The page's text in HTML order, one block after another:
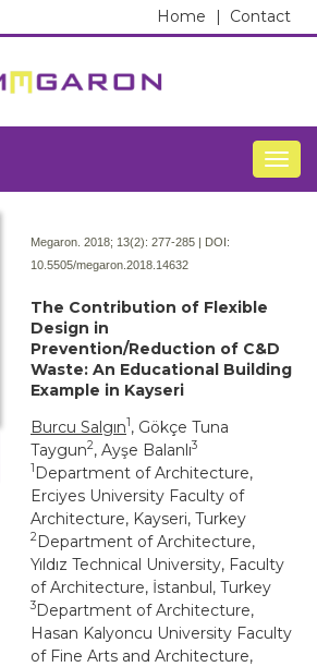
Contact
Home |
Megaron. 2018; 13(2): 277-285 | DOI:
10.5505/megaron.2018.14632
The Contribution of Flexible
Design in
Prevention/Reduction of C&D
Waste: An Educational Building
Example in Kayseri
Burcu Salgın1, Gökçe Tuna
Taygun2, Ayşe Balanlı3
1 Department of Architecture,
Erciyes University Faculty of
Architecture, Kayseri, Turkey
2Department of Architecture,
Yıldız Technical University, Faculty
of Architecture, İstanbul, Turkey
3Department of Architecture,
Hasan Kalyoncu University Faculty
of Fine Arts and Architecture,